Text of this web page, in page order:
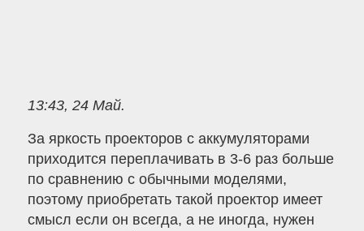
13:43, 24 Май.
За яркость проекторов с аккумуляторами
приходится переплачивать в 3-6 раз больше
по сравнению с обычными моделями,
поэтому приобретать такой проектор имеет
смысл если он всегда, а не иногда, нужен